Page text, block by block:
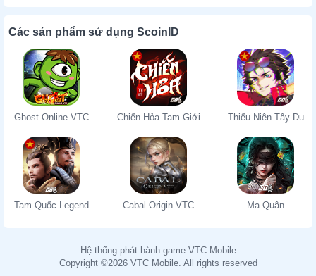
Các sản phẩm sử dụng ScoinID
Ghost Online VTC Chiến Hỏa Tam Giới Thiếu Niên Tây Du
Tam Quốc Legend Cabal Origin VTC Ma Quân
Hệ thống phát hành game VTC Mobile
Copyright ©2026 VTC Mobile. All rights reserved